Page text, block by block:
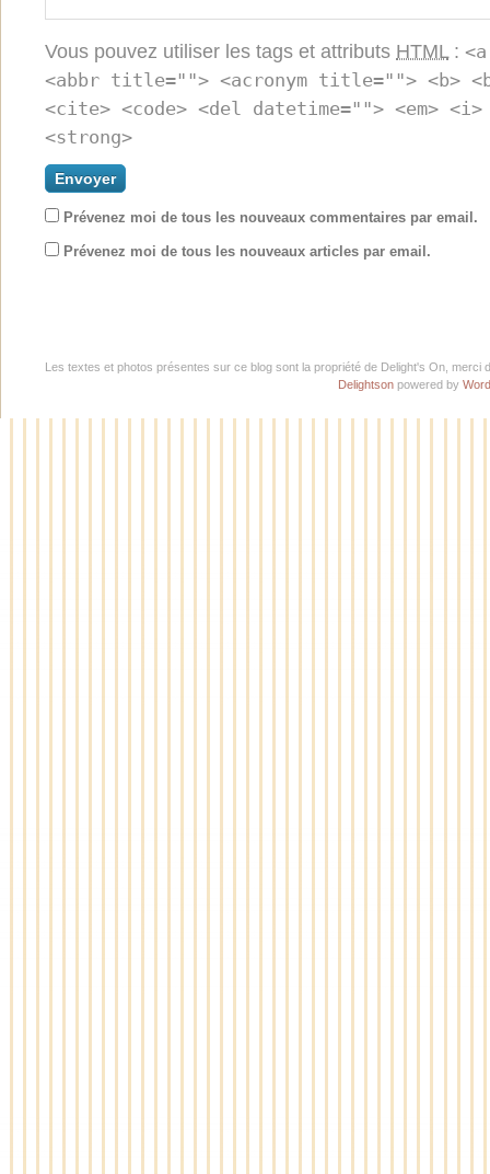
Vous pouvez utiliser les tags et attributs HTML:
<abbr title=""> <acronym title=""> <b>
<cite> <code> <del datetime=""> <em>
<strong>
Prévenez moi de tous les nouveaux commentaires par email.
Prévenez moi de tous les nouveaux articles par email.
Les textes et photos présentes sur ce blog sont la propriété de Delight's On,
Delightson powered by